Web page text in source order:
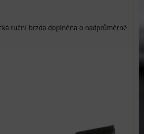
ruční brzda doplněna o nadprůměrně